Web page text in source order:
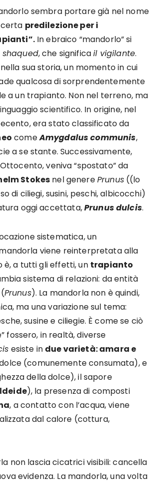
sembra portare già nel nome
predilezione per i
In ebraico “mandorlo” si
shaqued, che significail vigilante.
nella sua storia, un momento in cui
qualcosa di sorprendentemente
a un trapianto. Non nel terreno, ma
scientifico. In origine, nel
era stato classificato da
comeAmygdalus communis,
a se stante. Successivamente,
veniva “spostato” da
Stokes nel generePrunus((lo
di ciliegi, susini, peschi, albicocchi)
oggi accettata,Prunus dulcis.
sistematica, un
viene reinterpretata alla
è, a tutti gli effetti, un trapianto
sistema di relazioni: da entità
Prunus). La mandorla non è quindi,
ma una variazione sul tema:
susine e ciliegie. È come se ciò
fossero, in realtà, diverse
esiste in due varietà: amara e
(comunemente consumata), e
della dolce), il sapore
), la presenza di composti
, a contatto con l’acqua, viene
dal calore (cottura,
non lascia cicatrici visibili: cancella
evidenza. La mandorla, una volta